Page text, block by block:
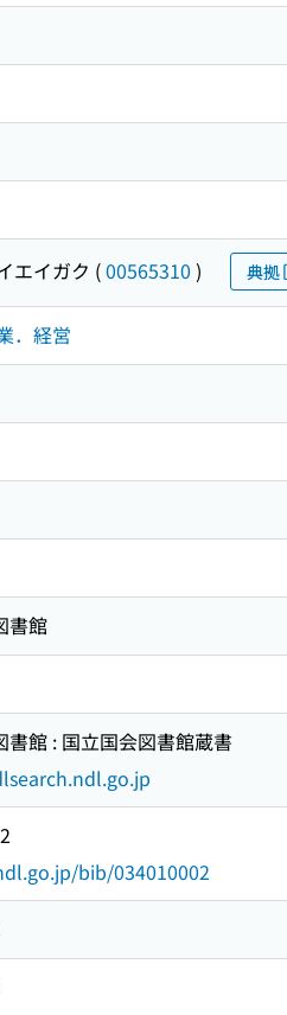
エイガク (00565310 ) 典拠
．経営
書館
書館 : 国立国会図書館蔵書
bib/034010002